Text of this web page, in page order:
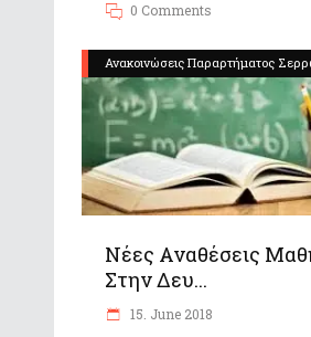
0 Comments
Ανακοινώσεις Παραρτήματος
Νέες Αναθέσεις
Στην Δευ...
15. June 2018